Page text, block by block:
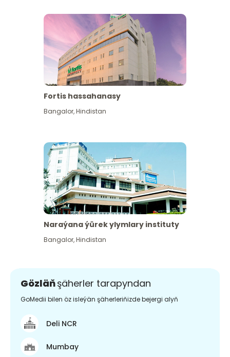
Fortis hassahanasy
Bangalor,Hindistan
Naraýana ýürek ylymlary instituty
Bangalor,Hindistan
Gözläňşäherler tarapyndan
GoMedii bilen öz isleýän şäherleriňizde bejergi alyň
Deli NCR
Mumbay